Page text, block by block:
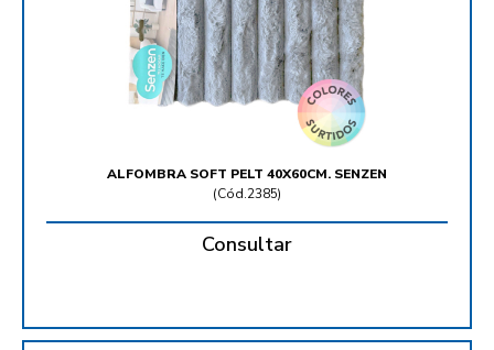
ALFOMBRA SOFT PELT 40X60CM. SENZEN
(Cód.2385)
Consultar